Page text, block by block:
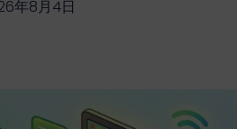
年8月4日